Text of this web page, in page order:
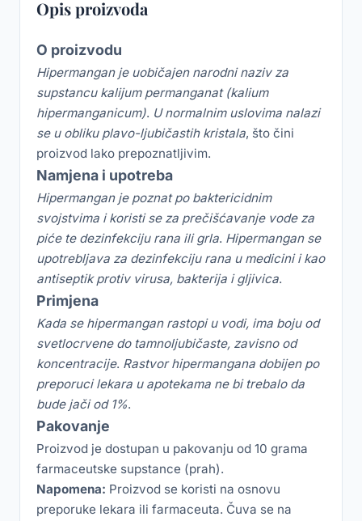
Opis proizvoda
O proizvodu
Hipermangan je uobičajen narodni naziv za
supstancu kalijum permanganat (kalium
hipermanganicum). U normalnim uslovima nalazi
se u obliku plavo-ljubičastih kristala, što čini
proizvod lako prepoznatljivim.
Namjena i upotreba
Hipermangan je poznat po baktericidnim
svojstvima i koristi se za prečišćavanje vode za
piće te dezinfekciju rana ili grla. Hipermangan se
upotrebljava za dezinfekciju rana u medicini i kao
antiseptik protiv virusa, bakterija i gljivica.
Primjena
Kada se hipermangan rastopi u vodi, ima boju od
svetlocrvene do tamnoljubičaste, zavisno od
koncentracije. Rastvor hipermangana dobijen po
preporuci lekara u apotekama ne bi trebalo da
bude jači od 1%.
Pakovanje
Proizvod je dostupan u pakovanju od 10 grama
farmaceutske supstance (prah).
Napomena: Proizvod se koristi na osnovu
preporuke lekara ili farmaceuta. Čuva se na